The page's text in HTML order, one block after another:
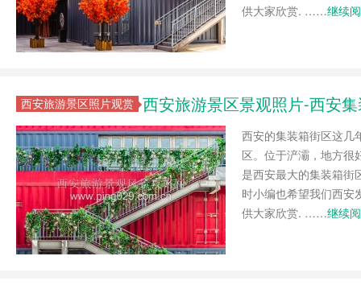
供大家欣赏. ……继续
西安旅游景区照片观赏 西安旅游景区景观照片-西安
西安的集装箱街区这几
区。位于浐灞，地方很
是西安最大的集装箱街
时小编也希望我们西安
供大家欣赏. ……继续